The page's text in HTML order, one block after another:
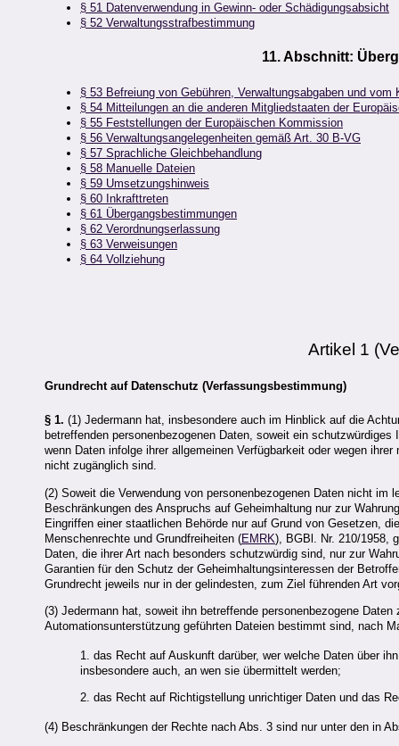
§ 51 Datenverwendung in Gewinn- oder Schädigungsabsicht
§ 52 Verwaltungsstrafbestimmung
11. Abschnitt:
§ 53 Befreiung von Gebühren, Verwaltungsabgaben und vom
§ 54 Mitteilungen an die anderen Mitgliedstaaten der
§ 55 Feststellungen der Europäischen Kommission
§ 56 Verwaltungsangelegenheiten gemäß Art. 30 B-VG
§ 57 Sprachliche Gleichbehandlung
§ 58 Manuelle Dateien
§ 59 Umsetzungshinweis
§ 60 Inkrafttreten
§ 61 Übergangsbestimmungen
§ 62 Verordnungserlassung
§ 63 Verweisungen
§ 64 Vollziehung
Artikel 1
Grundrecht auf Datenschutz (Verfassungsbestimmung)
§ 1. (1) Jedermann hat, insbesondere auch im Hinblick auf die
betreffenden personenbezogenen Daten, soweit ein
wenn Daten infolge ihrer allgemeinen Verfügbarkeit oder wegen
nicht zugänglich sind.
(2) Soweit die Verwendung von personenbezogenen Daten nicht
Beschränkungen des Anspruchs auf Geheimhaltung nur zur
Eingriffen einer staatlichen Behörde nur auf Grund von Gesetzen,
Menschenrechte und Grundfreiheiten (EMRK), BGBl. Nr. 210/1958,
Daten, die ihrer Art nach besonders schutzwürdig sind, nur zur
Garantien für den Schutz der Geheimhaltungsinteressen der
Grundrecht jeweils nur in der gelindesten, zum Ziel führenden Art
(3) Jedermann hat, soweit ihn betreffende personenbezogene
Automationsunterstützung geführten Dateien bestimmt sind, nach
1. das Recht auf Auskunft darüber, wer welche Daten über
insbesondere auch, an wen sie übermittelt werden;
2. das Recht auf Richtigstellung unrichtiger Daten und das
(4) Beschränkungen der Rechte nach Abs. 3 sind nur unter den in